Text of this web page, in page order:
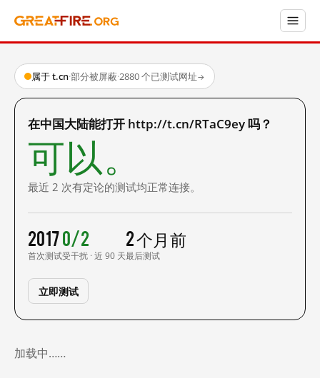
属于 t.cn·部分被屏蔽·2880 个已测试网址→
在中国大陆能打开 http://t.cn/RTaC9ey 吗？
可以。
最近 2 次有定论的测试均正常连接。
2017
首次测试
0/2
受干扰 · 近 90 天
2 个月前
最后测试
立即测试
加载中……